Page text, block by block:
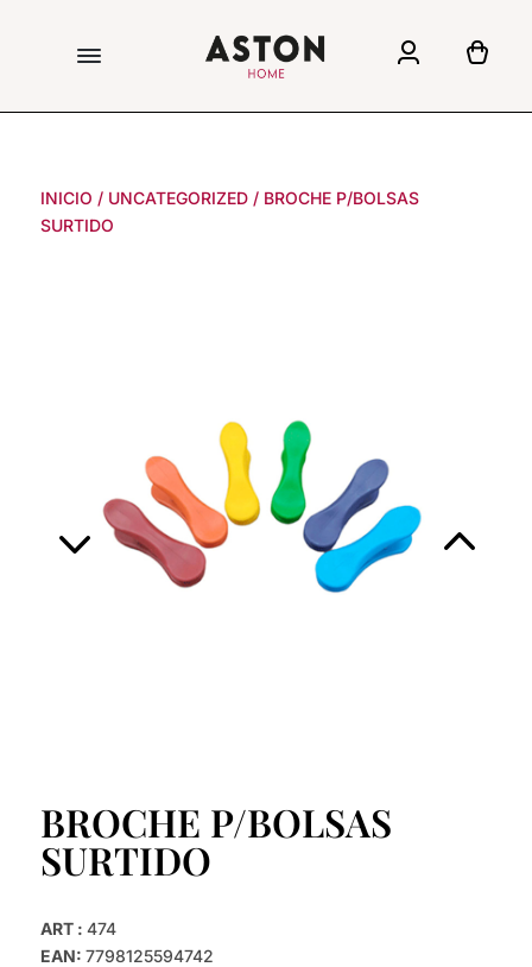
INICIO / UNCATEGORIZED/ BROCHE P/BOLSAS
SURTIDO
BROCHE P/BOLSAS
SURTIDO
ART : 474
EAN: 7798125594742